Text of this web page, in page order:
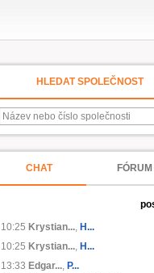
HLEDAT SPOLEČNOST
CHAT FÓRUM
10:25 Krystian..., H...
10:25 Krystian..., H...
13:33 Edgar..., P...